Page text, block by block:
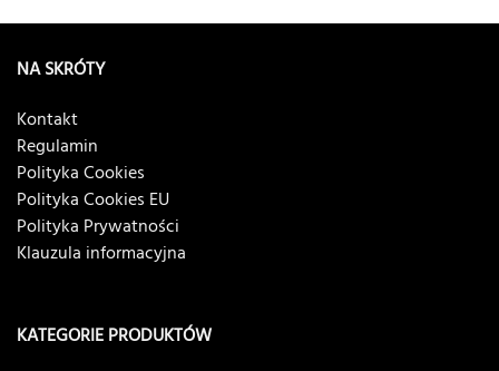
NA SKRÓTY
Kontakt
Regulamin
Polityka Cookies
Polityka Cookies EU
Polityka Prywatności
Klauzula informacyjna
KATEGORIE PRODUKTÓW